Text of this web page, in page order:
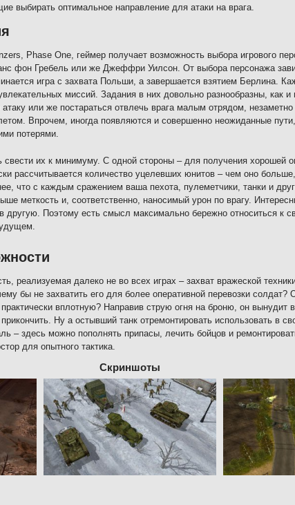
выбирать оптимальное направление для атаки на врага.
Phase One, геймер получает возможность выбора игрового
фон Гребель или же Джеффри Уилсон. От выбора персонажа
игра с захвата Польши, а завершается взятием Берлина.
миссий. Задания в них довольно разнообразны, как и
или же постараться отвлечь врага малым отрядом,
Впрочем, иногда появляются и совершенно неожиданные
потерями.
свести их к минимуму. С одной стороны – для получения хорошей
рассчитывается количество уцелевших юнитов – чем оно
что с каждым сражением ваша пехота, пулеметчики, танки и
меткость и, соответственно, наносимый урон по врагу.
другую. Поэтому есть смысл максимально бережно относиться к
реализуемая далеко не во всех играх – захват вражеской
бы не захватить его для более оперативной перевозки солдат?
практически вплотную? Направив струю огня на броню, он вынудит
Ну а остывший танк отремонтировать использовать в
– здесь можно пополнять припасы, лечить бойцов и
для опытного тактика.
Скриншоты